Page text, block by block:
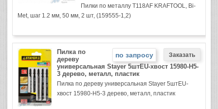
Пилки по металлу T118AF KRAFTOOL, Bi-
Met, шаг 1.2 мм, 50 мм, 2 шт, (159555-1,2)
по запросу
Пилка по
дереву
универсальная Stayer 5штEU-хвост 15980-Н5-
3 дерево, металл, пластик
Пилка по дереву универсальная Stayer 5штEU-
хвост 15980-Н5-3 дерево, металл, пластик